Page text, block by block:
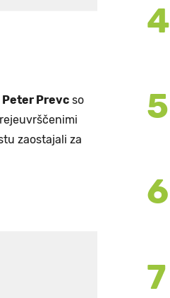
Peter Prevc so
zaostajali za
4
5
6
7